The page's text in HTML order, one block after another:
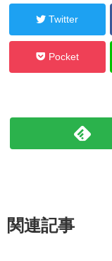
Twitter
Pocket
関連記事